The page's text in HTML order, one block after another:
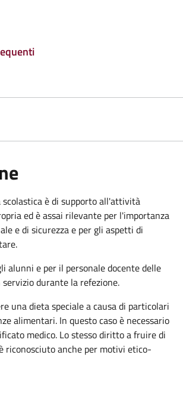
scolastica è di supporto all'attività
ed è assai rilevante per l'importanza
e di sicurezza e per gli aspetti di
alunni e per il personale docente delle
durante la refezione.
una dieta speciale a causa di particolari
alimentari. In questo caso è necessario
medico. Lo stesso diritto a fruire di
riconosciuto anche per motivi etico-